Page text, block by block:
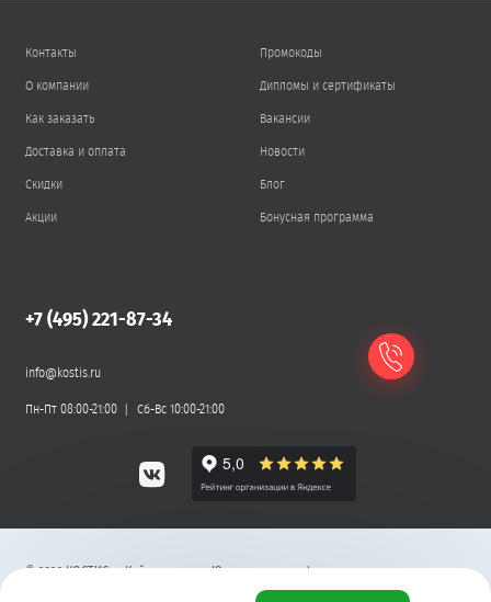
Контакты
О компании
Как заказать
Доставка и оплата
Скидки
Акции
Промокоды
Дипломы и сертификаты
Вакансии
Новости
Блог
Бонусная программа
+7 (495) 221-87-34
info@kostis.ru
Пн-Пт 08:00-21:00 Сб-Вс 10:00-21:00
©2026 КОСТИС — Кейтеринг. Юридическая информация